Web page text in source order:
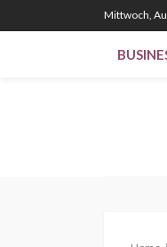
Mittwoch,